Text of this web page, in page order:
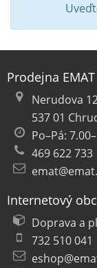
Prodejna EMAT
Nerudova
537 01
Po–Pá:
469 622 733
Internetový
Doprava a
732 510 041